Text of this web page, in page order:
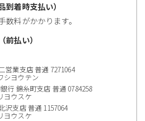
到着時支払い）
数料がかかります。
前払い）
営業支店 普通 7271064
シヨウテン
行 錦糸町支店 普通 0784258
ウスケ
沢支店 普通 1157064
ウスケ